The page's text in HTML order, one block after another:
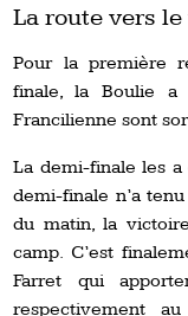
La route vers
Pour la première
finale, la Boulie a
Francilienne sont
La demi-finale les a
demi-finale n’a
du matin, la
camp. C’est
Farret qui
respectivement